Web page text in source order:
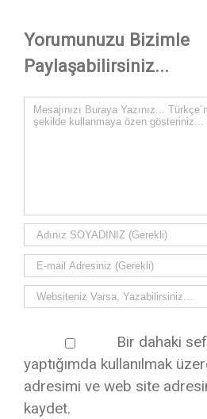
Yorumunuzu Bizimle
Paylaşabilirsiniz...
Comment
Bir dahaki
yaptığımda kullanılmak
adresimi ve web site
kaydet.